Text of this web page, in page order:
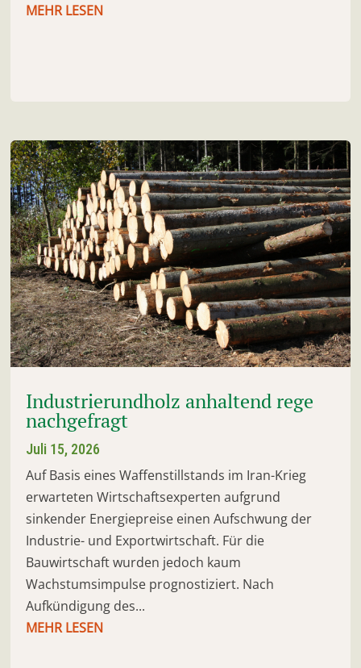
MEHR LESEN
Industrierundholz anhaltend rege
nachgefragt
Juli 15, 2026
Auf Basis eines Waffenstillstands im Iran-Krieg
erwarteten Wirtschaftsexperten aufgrund
sinkender Energiepreise einen Aufschwung der
Industrie- und Exportwirtschaft. Für die
Bauwirtschaft wurden jedoch kaum
Wachstumsimpulse prognostiziert. Nach
Aufkündigung des...
MEHR LESEN